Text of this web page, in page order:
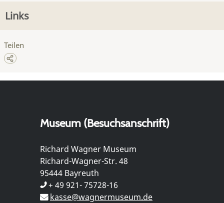
Links
Teilen
Museum (Besuchsanschrift)
Richard Wagner Museum
Richard-Wagner-Str. 48
95444 Bayreuth
+ 49 921- 75728-16
kasse@wagnermuseum.de